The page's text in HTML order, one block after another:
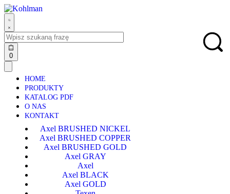
0
HOME
PRODUKTY
KATALOG PDF
O NAS
KONTAKT
Axel BRUSHED NICKEL
Axel BRUSHED COPPER
Axel BRUSHED GOLD
Axel GRAY
Axel
Axel BLACK
Axel GOLD